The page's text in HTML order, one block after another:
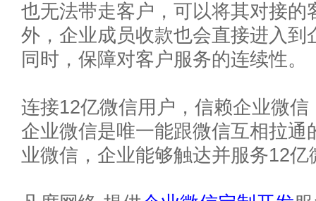
也无法带走客户，可以将其对接
外，企业成员收款也会直接进入
同时，保障对客户服务的连续性。
连接12亿微信用户，信赖企业微信
企业微信是唯一能跟微信互相拉
业微信，企业能够触达并服务12亿